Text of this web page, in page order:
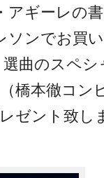
アギーレの
ソンでお買
選曲のスペ
橋本徹コン
ゼント致し